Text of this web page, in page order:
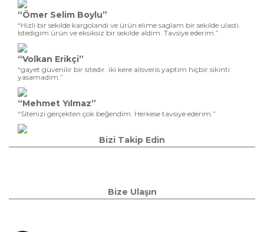
“Ömer Selim Boylu”
“Hizli bir sekilde kargolandi ve ürün elime saglam bir sekilde ulasti.
Istedigim ürün ve eksiksiz bir sekilde aldim. Tavsiye ederim.”
“Volkan Erikçi”
“gayet güvenilir bir sitedir. iki kere alisveris yaptim hiçbir sikinti
yasamadim.”
“Mehmet Yılmaz”
“Sitenizi gerçekten çok beğendim. Herkese tavsiye ederim.”
Bizi Takip Edin
Bize Ulaşın